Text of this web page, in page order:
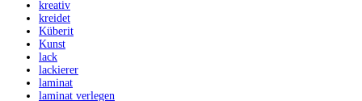
kreativ
kreidet
Küberit
Kunst
lack
lackierer
laminat
laminat verlegen